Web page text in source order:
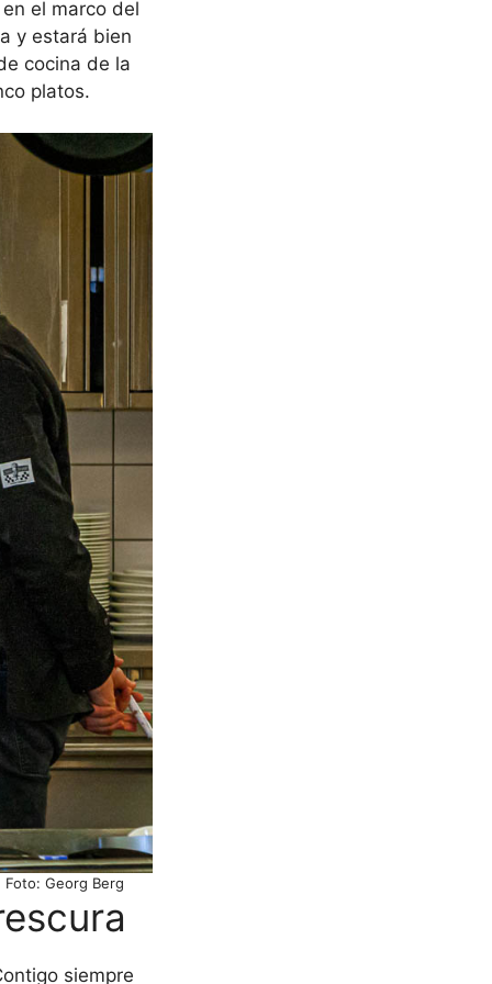
el marco del
y estará bien
cocina de la
platos.
Georg Berg
siempre